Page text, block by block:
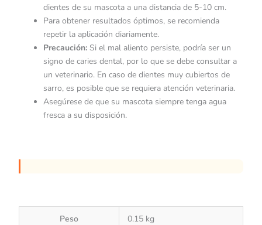
dientes de su mascota a una distancia de 5-10 cm.
Para obtener resultados óptimos, se recomienda
repetir la aplicación diariamente.
Precaución: Si el mal aliento persiste, podría ser un
signo de caries dental, por lo que se debe consultar a
un veterinario. En caso de dientes muy cubiertos de
sarro, es posible que se requiera atención veterinaria.
Asegúrese de que su mascota siempre tenga agua
fresca a su disposición.
Peso 0.15 kg